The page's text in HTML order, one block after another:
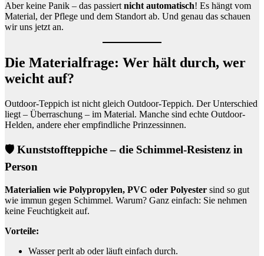
Aber keine Panik – das passiert nicht automatisch! Es hängt vom
Material, der Pflege und dem Standort ab. Und genau das schauen
wir uns jetzt an.
Die Materialfrage: Wer hält durch, wer
weicht auf?
Outdoor-Teppich ist nicht gleich Outdoor-Teppich. Der Unterschied
liegt – Überraschung – im Material. Manche sind echte Outdoor-
Helden, andere eher empfindliche Prinzessinnen.
🛡 Kunststoffteppiche – die Schimmel-Resistenz in
Person
Materialien wie Polypropylen, PVC oder Polyester sind so gut
wie immun gegen Schimmel. Warum? Ganz einfach: Sie nehmen
keine Feuchtigkeit auf.
Vorteile:
Wasser perlt ab oder läuft einfach durch.